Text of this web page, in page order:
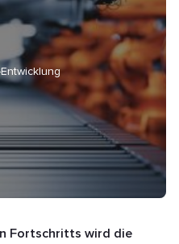
Fortschritts wird die